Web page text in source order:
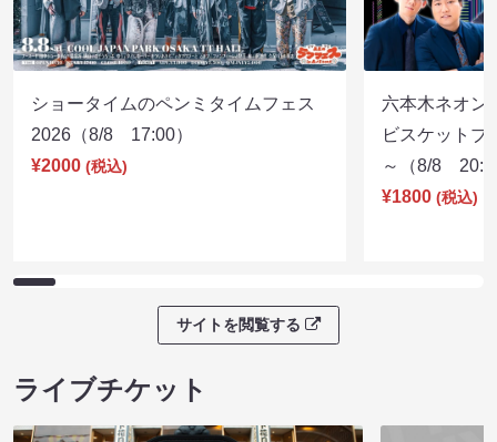
ショータイムのペンミタイムフェス
2026（8/8 17:00）
¥2000 (税込)
六本木ネオン
ビスケットブ
～（8/8
¥1800 (税込)
サイトを閲覧する
ライブチケット